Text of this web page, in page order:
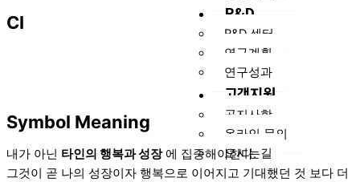
R&D
R&D 센터
연구계획
연구성과
고객지원
공지사항
온라인 문의
오시는길
CI
Symbol Meaning
내가 아닌 타인의 행복과 성장에 집중해야한다.
그것이 곧 나의 성장이자 행복으로 이어지고 기대했던 것 보다 더